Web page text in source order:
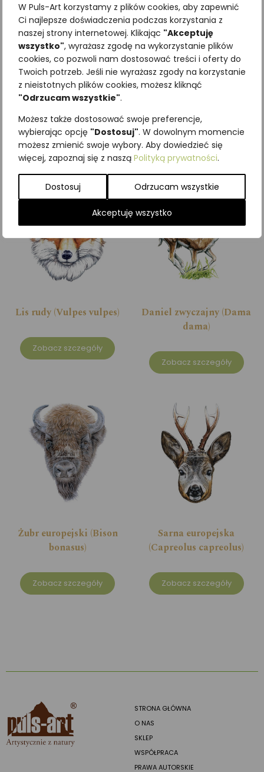
W Puls-Art korzystamy z plików cookies, aby zapewnić
Ci najlepsze doświadczenia podczas korzystania z
naszej strony internetowej. Klikając "Akceptuję
wszystko", wyrażasz zgodę na wykorzystanie plików
cookies, co pozwoli nam dostosować treści i oferty do
Twoich potrzeb. Jeśli nie wyrażasz zgody na korzystanie
z nieistotnych plików cookies, możesz kliknąć
"Odrzucam wszystkie".
Możesz także dostosować swoje preferencje,
wybierając opcję "Dostosuj". W dowolnym momencie
możesz zmienić swoje wybory. Aby dowiedzieć się
więcej, zapoznaj się z naszą Polityką prywatności.
Dostosuj Odrzucam wszystkie
Akceptuję wszystko
Najniższa cena z ostatnich 30
dni:
SKU:Brak danych
Kategorie:ILUSTRACJE,Ssaki
Podobne produkty
Lis rudy (Vulpes vulpes)
Zobacz szczegóły
Daniel zwyczajny (Dama
dama)
Zobacz szczegóły
Żubr europejski (Bison
bonasus)
Zobacz szczegóły
Sarna europejska
(Capreolus capreolus)
Zobacz szczegóły
STRONA GŁÓWNA
O NAS
SKLEP
WSPÓŁPRACA
PRAWA AUTORSKIE